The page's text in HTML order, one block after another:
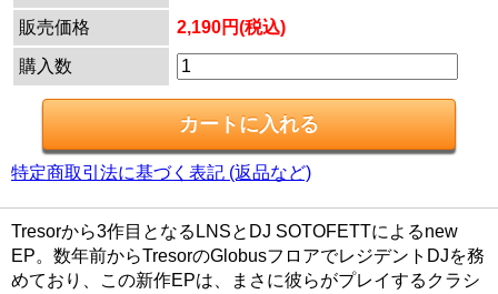
販売価格
2,190円(税込)
購入数
特定商取引法に基づく表記 (返品など)
Tresorから3作目となるLNSとDJ SOTOFETTによるnew
EP。数年前からTresorのGlobusフロアでレジデントDJを務
めており、この新作EPは、まさに彼らがプレイするクラシ